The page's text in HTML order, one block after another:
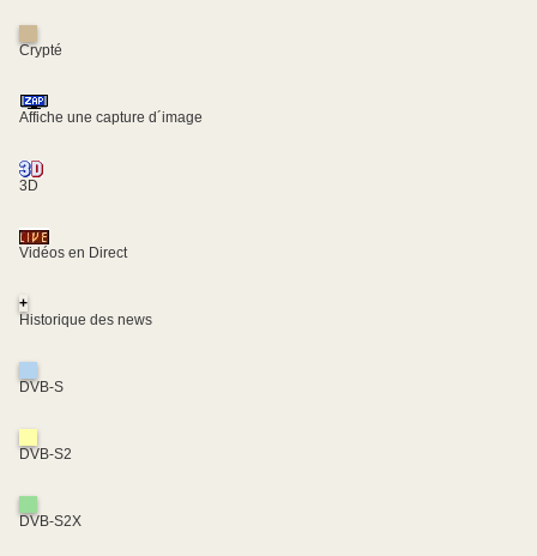
Crypté
Affiche une capture d´image
3D
Vidéos en Direct
+
Historique des news
DVB-S
DVB-S2
DVB-S2X